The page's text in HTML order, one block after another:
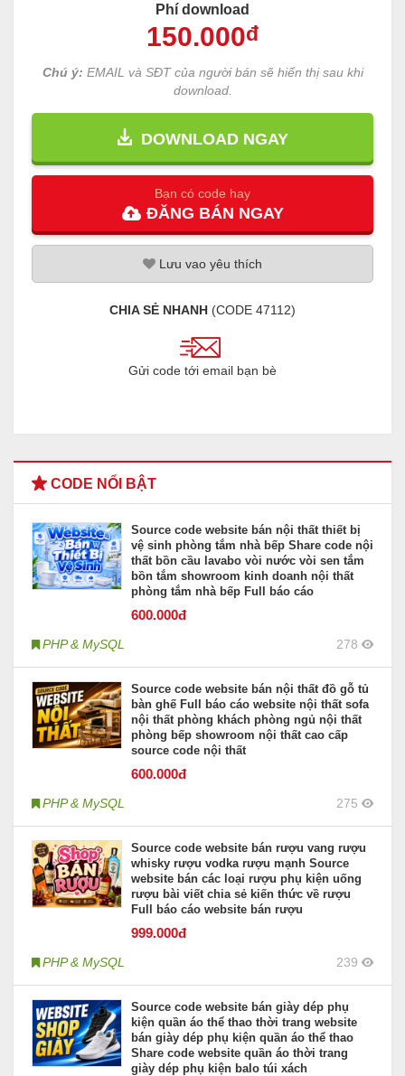
Phí download
150.000đ
Chú ý: EMAIL và SĐT của người bán sẽ hiển thị sau khi
download.
DOWNLOAD NGAY
Bạn có code hay
ĐĂNG BÁN NGAY
Lưu vao yêu thích
CHIA SẺ NHANH (CODE 47112)
Gửi code tới email bạn bè
CODE NỔI BẬT
Source code website bán nội thất thiết bị
vệ sinh phòng tắm nhà bếp Share code nội
thất bồn cầu lavabo vòi nước vòi sen tắm
bồn tắm showroom kinh doanh nội thất
phòng tắm nhà bếp Full báo cáo
600.000đ
PHP & MySQL 278
Source code website bán nội thất đồ gỗ tủ
bàn ghế Full báo cáo website nội thất sofa
nội thất phòng khách phòng ngủ nội thất
phòng bếp showroom nội thất cao cấp
source code nội thất
600.000đ
PHP & MySQL 275
Source code website bán rượu vang rượu
whisky rượu vodka rượu mạnh Source
website bán các loại rượu phụ kiện uống
rượu bài viết chia sẻ kiến thức về rượu
Full báo cáo website bán rượu
999.000đ
PHP & MySQL 239
Source code website bán giày dép phụ
kiện quần áo thể thao thời trang website
bán giày dép phụ kiện quần áo thể thao
Share code website quần áo thời trang
giày dép phụ kiện balo túi xách